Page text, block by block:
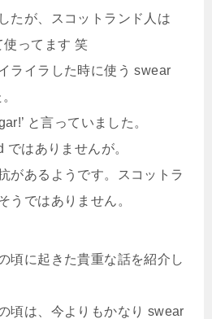
たが、スコットランド人は
ってます 笑
ライラした時に使う swear
と言っていました。
はありませんが。
があるようです。スコットラ
うではありません。
頃に起きた貴重な話を紹介し
頃は、今よりもかなり swear